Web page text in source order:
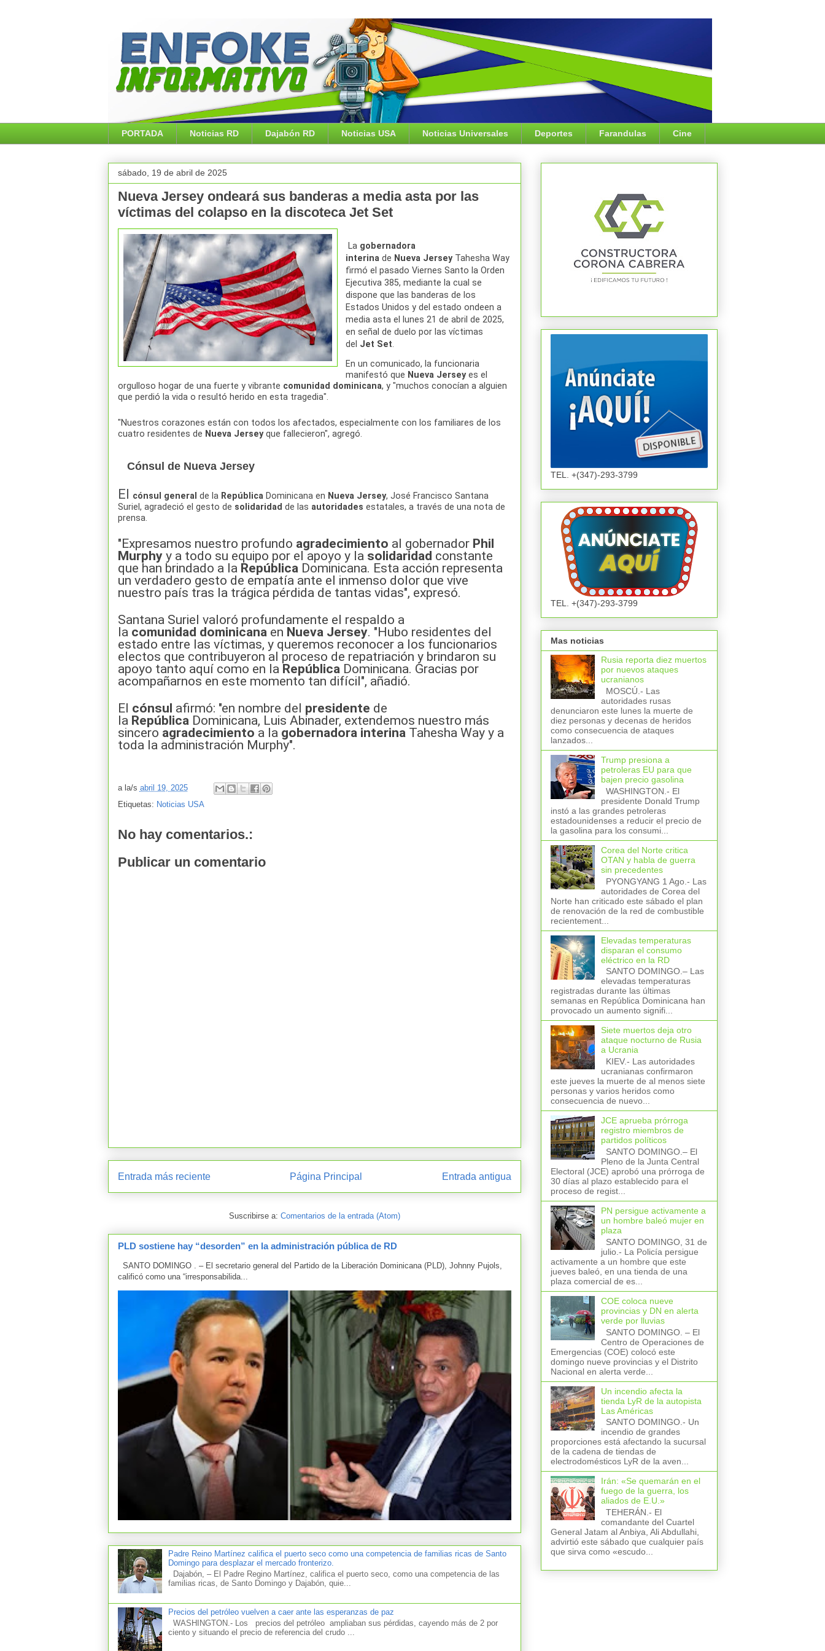
PORTADA Noticias RD Dajabón RD Noticias USA Noticias Universales Deportes Farandulas Cine
sábado, 19 de abril de 2025
Nueva Jersey ondeará sus banderas a media asta por las
víctimas del colapso en la discoteca Jet Set
La gobernadora
interina de Nueva Jersey Tahesha Way
firmó el pasado Viernes Santo la Orden
Ejecutiva 385, mediante la cual se
dispone que las banderas de los
Estados Unidos y del estado ondeen a
media asta el lunes 21 de abril de 2025,
en señal de duelo por las víctimas
del Jet Set
En un comunicado, la funcionaria
manifestó que Nueva Jerseyes el
orgulloso hogar de una fuerte y vibrante comunidad dominicana, y "muchos conocían a alguien
que perdió la vida o resultó herido en esta tragedia".
"Nuestros corazones están con todos los afectados, especialmente con los familiares de los
cuatro residentes de Nueva Jerseyque fallecieron", agregó.
Cónsul de Nueva Jersey
El cónsul general de la República Dominicana en Nueva Jersey, José Francisco Santana
Suriel, agradeció el gesto de solidaridad de las autoridades estatales, a través de una nota de
prensa.
"Expresamos nuestro profundo agradecimiento al gobernador Phil
Murphyy a todo su equipo por el apoyo y la solidaridad constante
que han brindado a la República Dominicana. Esta acción representa
un verdadero gesto de empatía ante el inmenso dolor que vive
nuestro país tras la trágica pérdida de tantas vidas", expresó.
Santana Suriel valoró profundamente el respaldo a
la comunidad dominicana en Nueva Jersey. "Hubo residentes del
estado entre las víctimas, y queremos reconocer a los funcionarios
electos que contribuyeron al proceso de repatriación y brindaron su
apoyo tanto aquí como en la República Dominicana. Gracias por
acompañarnos en este momento tan difícil", añadió.
El cónsul afirmó: "en nombre del presidente de
la República Dominicana, Luis Abinader, extendemos nuestro más
sincero agradecimiento a la gobernadora interina Tahesha Way y a
toda la administración Murphy".
a la/s abril 19, 2025
Etiquetas: Noticias USA
No hay comentarios.:
Publicar un comentario
Entrada más reciente Entrada antigua
Página Principal
Suscribirse a: Comentarios de la entrada (Atom)
PLD sostiene hay “desorden” en la administración pública de RD
SANTO DOMINGO . – El secretario general del Partido de la Liberación Dominicana (PLD), Johnny Pujols,
calificó como una “irresponsabilida...
Padre Reino Martínez califica el puerto seco como una competencia de familias ricas de Santo
Domingo para desplazar el mercado fronterizo.
Dajabón, – El Padre Regino Martínez, califica el puerto seco, como una competencia de las
familias ricas, de Santo Domingo y Dajabón, quie...
Precios del petróleo vuelven a caer ante las esperanzas de paz
WASHINGTON.- Los precios del petróleo ampliaban sus pérdidas, cayendo más de 2 por
ciento y situando el precio de referencia del crudo ...
TEL. +(347)-293-3799
TEL. +(347)-293-3799
Mas noticias
Rusia reporta diez muertos
por nuevos ataques
ucranianos
MOSCÚ.- Las
autoridades rusas
denunciaron este lunes la muerte de
diez personas y decenas de heridos
como consecuencia de ataques
lanzados...
Trump presiona a
petroleras EU para que
bajen precio gasolina
WASHINGTON.- El
presidente Donald Trump
instó a las grandes petroleras
estadounidenses a reducir el precio de
la gasolina para los consumi...
Corea del Norte critica
OTAN y habla de guerra
sin precedentes
PYONGYANG 1 Ago.- Las
autoridades de Corea del
Norte han criticado este sábado el plan
de renovación de la red de combustible
recientement...
Elevadas temperaturas
disparan el consumo
eléctrico en la RD
SANTO DOMINGO.– Las
elevadas temperaturas
registradas durante las últimas
semanas en República Dominicana han
provocado un aumento signifi...
Siete muertos deja otro
ataque nocturno de Rusia
a Ucrania
KIEV.- Las autoridades
ucranianas confirmaron
este jueves la muerte de al menos siete
personas y varios heridos como
consecuencia de nuevo...
JCE aprueba prórroga
registro miembros de
partidos políticos
SANTO DOMINGO.– El
Pleno de la Junta Central
Electoral (JCE) aprobó una prórroga de
30 días al plazo establecido para el
proceso de regist...
PN persigue activamente a
un hombre baleó mujer en
plaza
SANTO DOMINGO, 31 de
julio.- La Policía persigue
activamente a un hombre que este
jueves baleó, en una tienda de una
plaza comercial de es...
COE coloca nueve
provincias y DN en alerta
verde por lluvias
SANTO DOMINGO. – El
Centro de Operaciones de
Emergencias (COE) colocó este
domingo nueve provincias y el Distrito
Nacional en alerta verde...
Un incendio afecta la
tienda LyR de la autopista
Las Américas
SANTO DOMINGO.- Un
incendio de grandes
proporciones está afectando la sucursal
de la cadena de tiendas de
electrodomésticos LyR de la aven...
Irán: «Se quemarán en el
fuego de la guerra, los
aliados de E.U.»
TEHERÁN.- El
comandante del Cuartel
General Jatam al Anbiya, Ali Abdullahi,
advirtió este sábado que cualquier país
que sirva como «escudo...